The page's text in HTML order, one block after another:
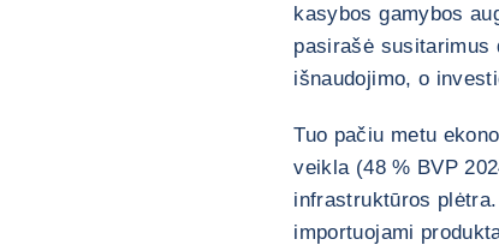
kasybos gamybos
pasirašė susitarimus
išnaudojimo, o
Tuo pačiu metu
veikla (48 % BVP
infrastruktūros
importuojami